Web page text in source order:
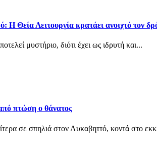
Θεία Λειτουργία κρατάει ανοιχτό τον
μυστήριο, διότι έχει ως ιδρυτή και...
πτώση ο θάνατος
σε σπηλιά στον Λυκαβηττό, κοντά στο